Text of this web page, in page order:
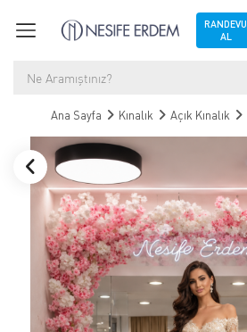
RANDEVU
AL
Ana Sayfa Kınalık Açık Kınalık